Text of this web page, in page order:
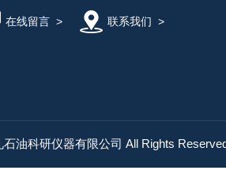
在线留言> 联系我们 >
石油科研仪器有限公司 All Rights